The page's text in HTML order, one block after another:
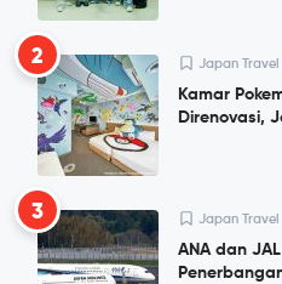
2 Japan Travel
Kamar
Direnovasi,
3 Japan Travel
ANA dan